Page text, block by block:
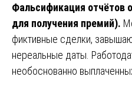
Фальсификация отчётов
для получения премий).
фиктивные сделки,
нереальные даты.
необоснованно